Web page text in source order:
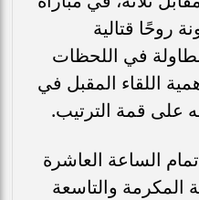
روحًا قتالية
في اللحظات
اللقاء المقبل في
على قمة الترتيب.
الساعة العاشرة
والتاسعة